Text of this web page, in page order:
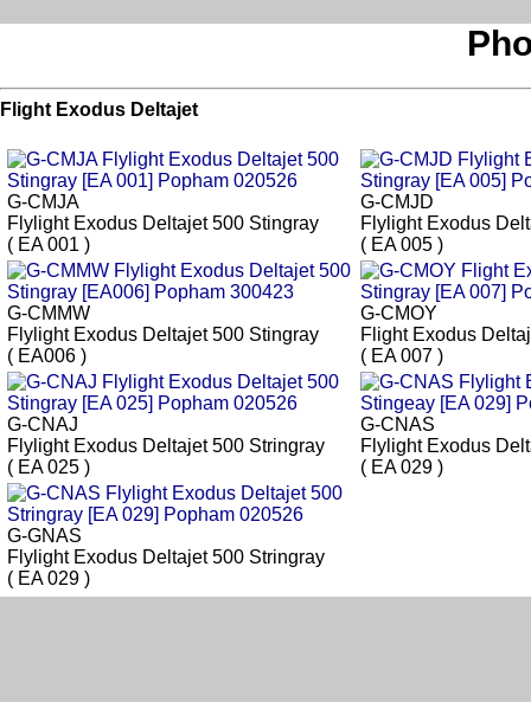
Flight Exodus Deltajet
G-CMJA
Flylight Exodus Deltajet 500 Stingray
( EA 001 )
G-CMJD
Flylight Exodus
( EA 005 )
G-CMMW
Flylight Exodus Deltajet 500 Stingray
( EA006 )
G-CMOY
Flight Exodus
( EA 007 )
G-CNAJ
Flylight Exodus Deltajet 500 Stringray
( EA 025 )
G-CNAS
Flylight Exodus
( EA 029 )
G-GNAS
Flylight Exodus Deltajet 500 Stringray
( EA 029 )